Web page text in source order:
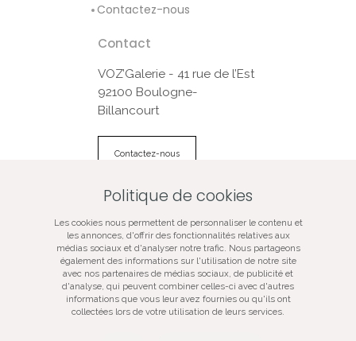
Contactez-nous
Contact
VOZ’Galerie - 41 rue de l’Est
92100 Boulogne-
Billancourt
Contactez-nous
VOZ‘Galerie
VOZ‘Image
Mentions légales
Plan du site
Galerie d’art spécialisée dans la photographie
Politique de cookies
Les cookies nous permettent de personnaliser le contenu et
les annonces, d'offrir des fonctionnalités relatives aux
médias sociaux et d'analyser notre trafic. Nous partageons
également des informations sur l'utilisation de notre site
avec nos partenaires de médias sociaux, de publicité et
d'analyse, qui peuvent combiner celles-ci avec d'autres
informations que vous leur avez fournies ou qu'ils ont
collectées lors de votre utilisation de leurs services.